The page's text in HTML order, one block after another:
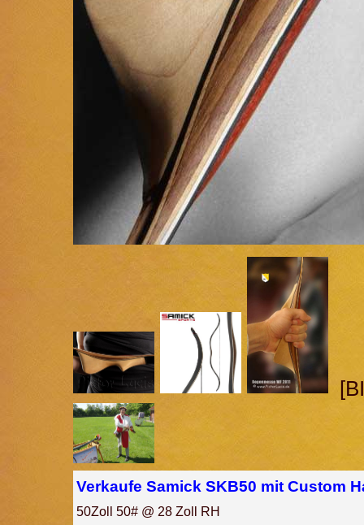
Verkaufe Samick SKB50 mit Custom
50Zoll 50# @ 28 Zoll RH